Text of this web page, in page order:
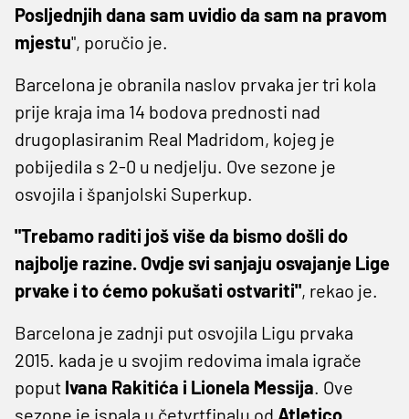
Posljednjih dana sam uvidio da sam na pravom
mjestu", poručio je.
Barcelona je obranila naslov prvaka jer tri kola
prije kraja ima 14 bodova prednosti nad
drugoplasiranim Real Madridom, kojeg je
pobijedila s 2-0 u nedjelju. Ove sezone je
osvojila i španjolski Superkup.
"Trebamo raditi još više da bismo došli do
najbolje razine. Ovdje svi sanjaju osvajanje Lige
prvake i to ćemo pokušati ostvariti", rekao je.
Barcelona je zadnji put osvojila Ligu prvaka
2015. kada je u svojim redovima imala igrače
poput Ivana Rakitića i Lionela Messija. Ove
sezone je ispala u četvrtfinalu od Atletico